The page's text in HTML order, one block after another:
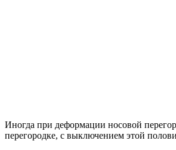
Иногда при деформации носовой
перегородке, с выключением этой